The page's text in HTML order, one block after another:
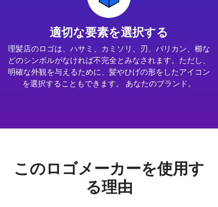
適切な要素を選択する
理髪店のロゴは、ハサミ、カミソリ、刃、バリカン、櫛な
どのシンボルがなければ不完全とみなされます。ただし、
明確な外観を与えるために、髪やひげの形をしたアイコン
を選択することもできます。 あなたのブランド。
このロゴメーカーを使用す
る理由